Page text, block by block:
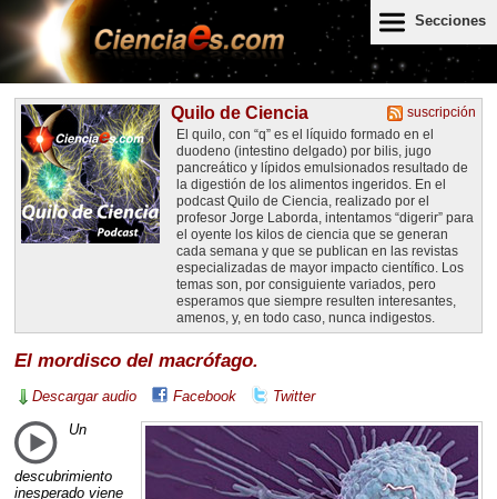
Secciones
suscripción
Quilo de Ciencia
El quilo, con “q” es el líquido formado en el
duodeno (intestino delgado) por bilis, jugo
pancreático y lípidos emulsionados resultado de
la digestión de los alimentos ingeridos. En el
podcast Quilo de Ciencia, realizado por el
profesor Jorge Laborda, intentamos “digerir” para
el oyente los kilos de ciencia que se generan
cada semana y que se publican en las revistas
especializadas de mayor impacto científico. Los
temas son, por consiguiente variados, pero
esperamos que siempre resulten interesantes,
amenos, y, en todo caso, nunca indigestos.
El mordisco del macrófago.
Descargar audio Facebook Twitter
Un
descubrimiento
inesperado viene